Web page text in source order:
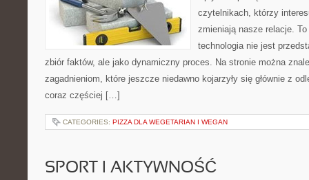
czytelnikach, którzy
zmieniają nasze relacje.
technologia nie jest
zbiór faktów, ale jako dynamiczny proces. Na stronie można
zagadnieniom, które jeszcze niedawno kojarzyły się głównie z
coraz częściej […]
CATEGORIES: PIZZA DLA WEGETARIAN I WEGAN
SPORT I AKTYWNOŚĆ